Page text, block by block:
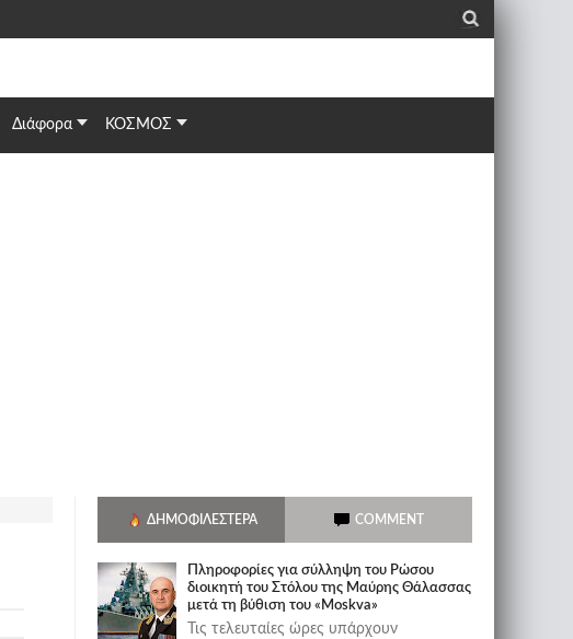
_
Διάφορα ΚΟΣΜΟΣ
ΔΗΜΟΦΙΛΈΣΤΕΡΑ COMMENT
Πληροφορίες για σύλληψη του Ρώσου
διοικητή του Στόλου της Mαύρης Θάλασσας
μετά τη βύθιση του «Moskva»
Τις τελευταίες ώρες υπάρχουν